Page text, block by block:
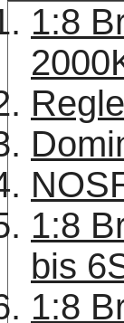
1:8
1:8
bis
1:8